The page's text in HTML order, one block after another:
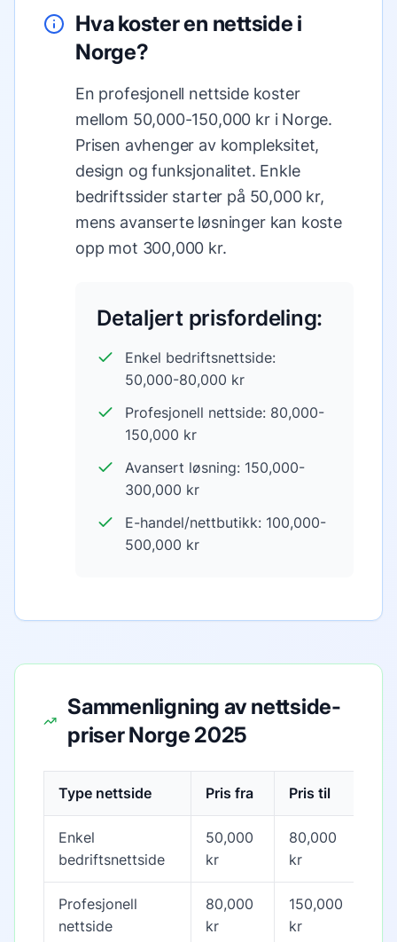
Hva koster en nettside i
Norge?
En profesjonell nettside koster
mellom 50,000-150,000 kr i Norge.
Prisen avhenger av kompleksitet,
design og funksjonalitet. Enkle
bedriftssider starter på 50,000 kr,
mens avanserte løsninger kan koste
opp mot 300,000 kr.
Detaljert prisfordeling:
Enkel bedriftsnettside:
50,000-80,000 kr
Profesjonell nettside: 80,000-
150,000 kr
Avansert løsning: 150,000-
300,000 kr
E-handel/nettbutikk: 100,000-
500,000 kr
Sammenligning av nettside-
priser Norge 2025
Type nettside Pris fra Pris til
Enkel
bedriftsnettside
50,000
kr
80,000
kr
Profesjonell
nettside
80,000
kr
150,000
kr